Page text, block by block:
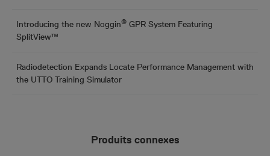
Introducing the new Noggin® GPR System Featuring
SplitView™
Radiodetection Expands Locate Performance Management with
the UTTO Training Simulator
Produits connexes